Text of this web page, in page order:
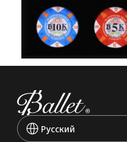
Pусский